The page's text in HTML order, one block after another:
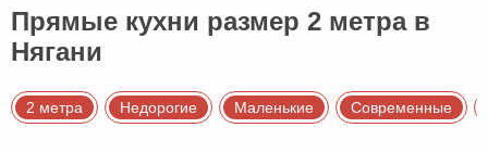
спальни
Шкафы
Диваны
Мягкая
мебель
Детская
Прямые кухни размер 2 метра в
Нягани
2 метра Недорогие Маленькие Современные